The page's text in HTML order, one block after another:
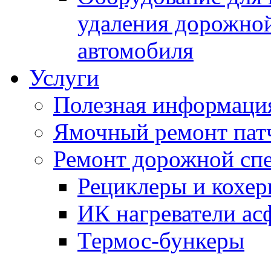
удаления
автомобиля
Услуги
Полезная
Ямочный ремонт
Ремонт дорожной
Рециклеры и
ИК нагреватели
Термос-бункеры